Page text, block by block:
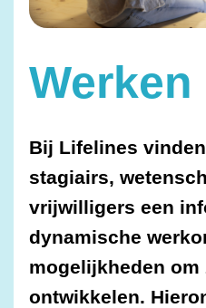
Werken
Bij Lifelines
stagiairs,
vrijwilligers een
dynamische
mogelijkheden om
ontwikkelen.